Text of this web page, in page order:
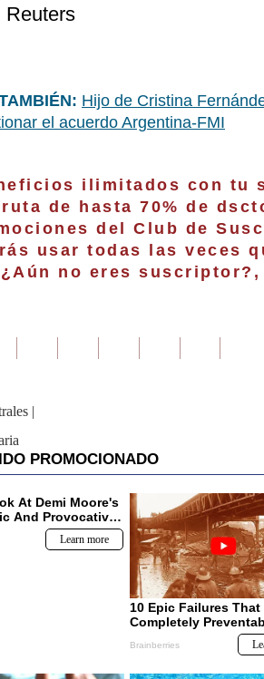
Reuters
Hijo de Cristina
el acuerdo Argentina-FMI
ilimitados con tu
de hasta 70% de
del Club de
usar todas las veces
¿Aún no eres
|